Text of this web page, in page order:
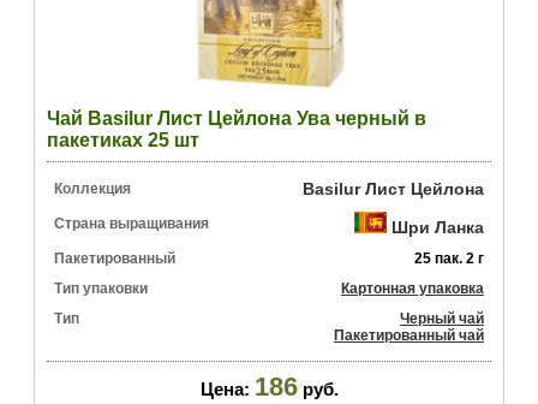
Чай Basilur Лист Цейлона Ува черный в
пакетиках 25 шт
Коллекция Basilur Лист Цейлона
Страна выращивания Шри Ланка
Пакетированный
25 пак. 2 г
Тип упаковки
Картонная упаковка
Тип
Черный чай
Пакетированный чай
Цена: 186 руб.